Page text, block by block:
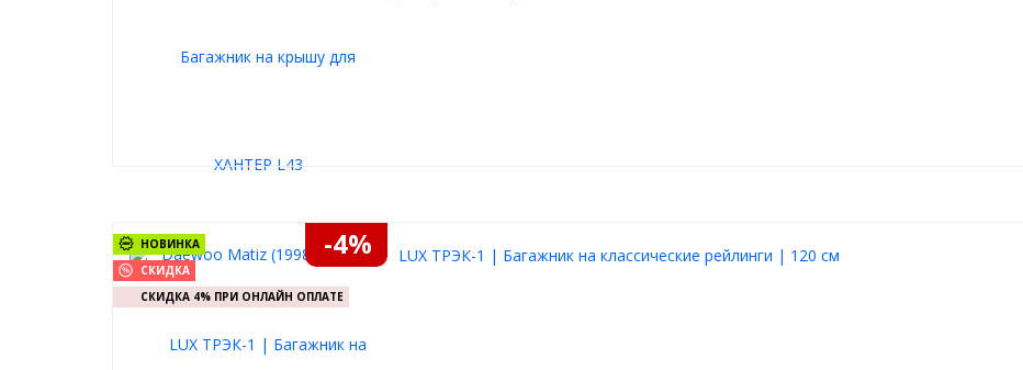
НОВИНКА
СКИДКА
СКИДКА 4% ПРИ ОНЛАЙН ОПЛАТЕ
-4% LUX ТРЭК-1 | Багажник на классические рейлинги | 120 см